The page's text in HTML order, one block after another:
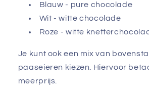
Blauw - pure chocolade
Wit - witte chocolade
Roze - witte
Je kunt ook een mix van
paaseieren kiezen. Hiervoor
meerprijs.